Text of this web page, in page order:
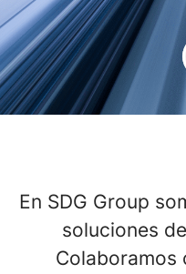
En SDG Group
soluciones
Colaboramos